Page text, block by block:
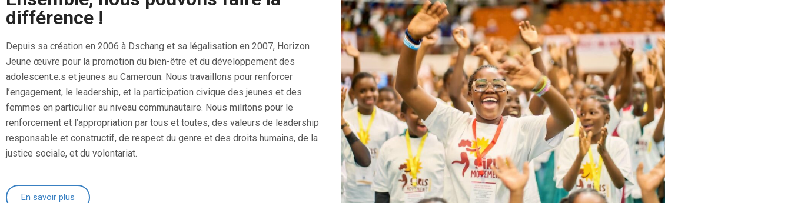
différence !
Depuis sa création en 2006 à Dschang et sa légalisation en 2007, Horizon
Jeune œuvre pour la promotion du bien-être et du développement des
adolescent.e.s et jeunes au Cameroun. Nous travaillons pour renforcer
l’engagement, le leadership, et la participation civique des jeunes et des
femmes en particulier au niveau communautaire. Nous militons pour le
renforcement et l’appropriation par tous et toutes, des valeurs de leadership
responsable et constructif, de respect du genre et des droits humains, de la
justice sociale, et du volontariat.
En savoir plus